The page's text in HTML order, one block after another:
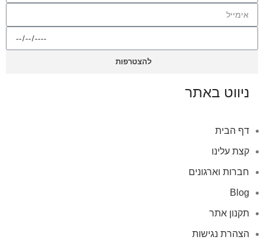
להצטרפות
ניווט באתר
דף הבית
קצת עלינו
חברות וארגונים
Blog
תקנון אתר
הצהרת נגישות